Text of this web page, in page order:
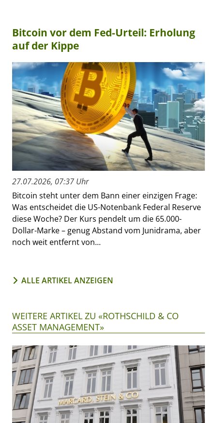
Bitcoin vor dem Fed-Urteil: Erholung
auf der Kippe
27.07.2026, 07:37 Uhr
Bitcoin steht unter dem Bann einer einzigen Frage:
Was entscheidet die US-Notenbank Federal Reserve
diese Woche? Der Kurs pendelt um die 65.000-
Dollar-Marke – genug Abstand vom Junidrama, aber
noch weit entfernt von...
ALLE ARTIKEL ANZEIGEN
WEITERE ARTIKEL ZU «ROTHSCHILD & CO
ASSET MANAGEMENT»